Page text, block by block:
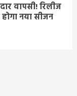
वापसी! रिलीज
नया सीजन